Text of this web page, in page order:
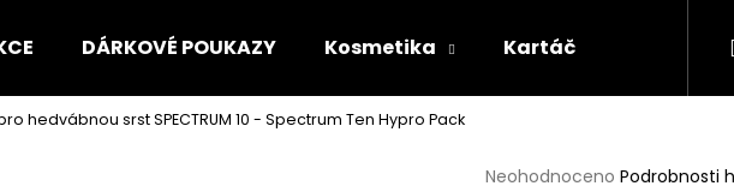
DÁRKOVÉ POUKAZY Kosmetika Kartáče a hřebeny
hedvábnou srst SPECTRUM 10 - Spectrum Ten Hypro Pack
Průměrné
Neohodnoceno Podrobnosti
Co potřebujete najít?